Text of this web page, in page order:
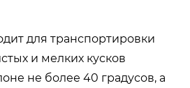
для транспортировки
и мелких кусков
не более 40 градусов, а